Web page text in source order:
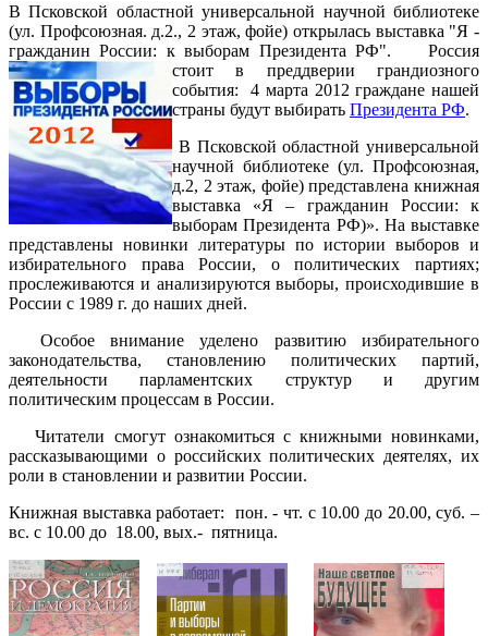
В Псковской областной универсальной научной библиотеке
(ул. Профсоюзная. д.2., 2 этаж, фойе) открылась выставка "Я -
гражданин России: к выборам Президента РФ".
Россия
стоит в преддверии грандиозного
события: 4 марта 2012 граждане нашей
страны будут выбирать Президента РФ.
В Псковской областной универсальной
научной библиотеке (ул. Профсоюзная,
д.2, 2 этаж, фойе) представлена книжная
выставка «Я – гражданин России: к
выборам Президента РФ)». На выставке
представлены новинки литературы по истории выборов и
избирательного права России, о политических партиях;
прослеживаются и анализируются выборы, происходившие в
России с 1989 г. до наших дней.
Особое внимание уделено развитию избирательного
законодательства, становлению политических партий,
деятельности парламентских структур и другим
политическим процессам в России.
Читатели смогут ознакомиться с книжными новинками,
рассказывающими о российских политических деятелях, их
роли в становлении и развитии России.
Книжная выставка работает: пон. - чт. с 10.00 до 20.00, суб. –
вс. с 10.00 до 18.00, вых.- пятница.